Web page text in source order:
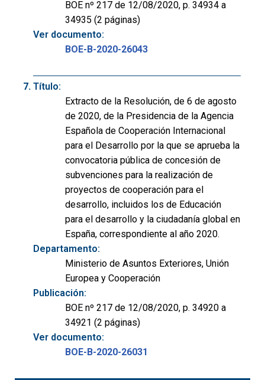
BOE nº 217 de 12/08/2020, p. 34934 a
34935 (2 páginas)
Ver documento:
BOE-B-2020-26043
Título:
Extracto de la Resolución, de 6 de agosto
de 2020, de la Presidencia de la Agencia
Española de Cooperación Internacional
para el Desarrollo por la que se aprueba la
convocatoria pública de concesión de
subvenciones para la realización de
proyectos de cooperación para el
desarrollo, incluidos los de Educación
para el desarrollo y la ciudadanía global en
España, correspondiente al año 2020.
Departamento:
Ministerio de Asuntos Exteriores, Unión
Europea y Cooperación
Publicación:
BOE nº 217 de 12/08/2020, p. 34920 a
34921 (2 páginas)
Ver documento:
BOE-B-2020-26031